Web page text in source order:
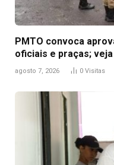
PMTO convoca
oficiais e praças;
agosto 7, 2026 0 Visitas